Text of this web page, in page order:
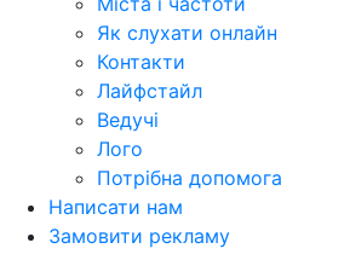
Як слухати онлайн
Контакти
Лайфстайл
Ведучі
Лого
Потрібна допомога
Написати нам
Замовити рекламу